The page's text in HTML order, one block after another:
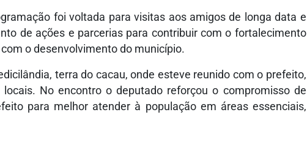
foi voltada para visitas aos amigos de longa data e
de ações e parcerias para contribuir com o fortalecimento
o desenvolvimento do município.
terra do cacau, onde esteve reunido com o prefeito,
No encontro o deputado reforçou o compromisso de
para melhor atender à população em áreas essenciais,